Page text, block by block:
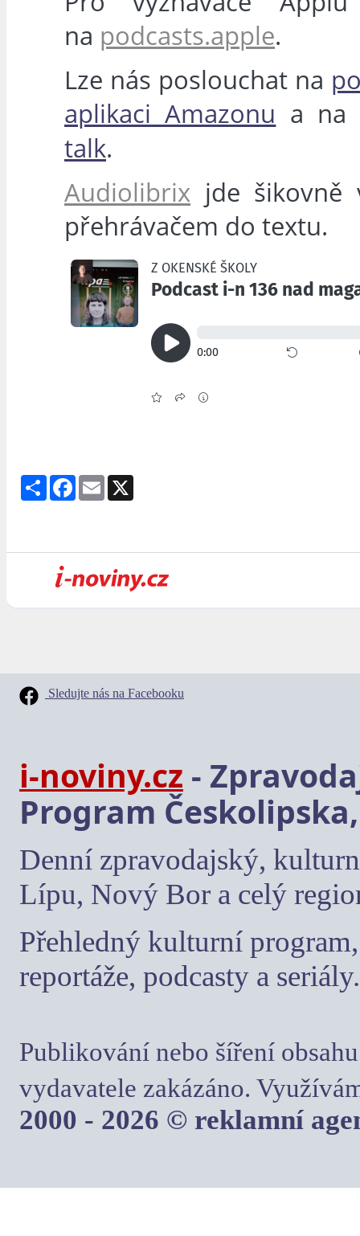
na podcasts.apple.
Lze nás poslouchat na
aplikaci Amazonu a na
talk.
Audiolibrix jde
přehrávačem do textu.
Share Facebook
Email
Sledujte nás na Facebooku
i-noviny.cz -
Program
Denní zpravodajský,
Lípu, Nový Bor a celý
Přehledný kulturní
reportáže, podcasty a seriály.
Publikování nebo šíření
vydavatele zakázáno.
2000 - 2026 © reklamní